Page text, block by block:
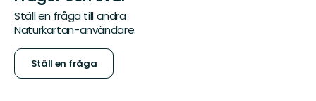
Ställ en fråga till andra
Naturkartan-användare.
Ställ en fråga